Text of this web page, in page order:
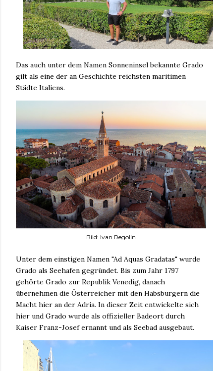
Das auch unter dem Namen Sonneninsel bekannte Grado
gilt als eine der an Geschichte reichsten maritimen
Städte Italiens.
Bild: Ivan Regolin
Unter dem einstigen Namen "Ad Aquas Gradatas" wurde
Grado als Seehafen gegründet. Bis zum Jahr 1797
gehörte Grado zur Republik Venedig, danach
übernehmen die Österreicher mit den Habsburgern die
Macht hier an der Adria. In dieser Zeit entwickelte sich
hier und Grado wurde als offizieller Badeort durch
Kaiser Franz-Josef ernannt und als Seebad ausgebaut.